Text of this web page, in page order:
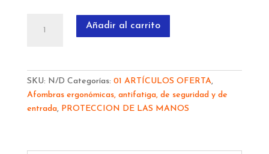
NEOPRENO
322
cantidad
Añadir al carrito
SKU: N/D Categorías: 01 ARTÍCULOS OFERTA,
Afombras ergonómicas, antifatiga, de seguridad y de
entrada, PROTECCION DE LAS MANOS